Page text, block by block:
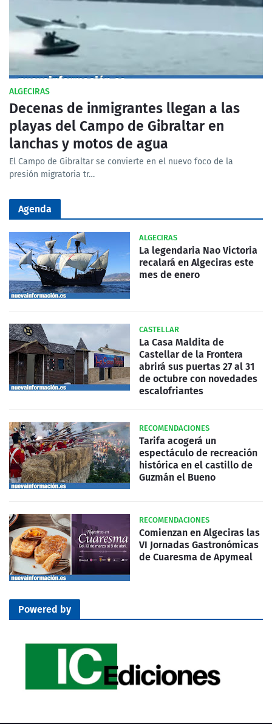
ALGECIRAS
Decenas de inmigrantes llegan a las
playas del Campo de Gibraltar en
lanchas y motos de agua
El Campo de Gibraltar se convierte en el nuevo foco de la
presión migratoria tr…
Agenda
ALGECIRAS
La legendaria Nao Victoria
recalará en Algeciras este
mes de enero
CASTELLAR
La Casa Maldita de
Castellar de la Frontera
abrirá sus puertas 27 al 31
de octubre con novedades
escalofriantes
RECOMENDACIONES
Tarifa acogerá un
espectáculo de recreación
histórica en el castillo de
Guzmán el Bueno
RECOMENDACIONES
Comienzan en Algeciras las
VI Jornadas Gastronómicas
de Cuaresma de Apymeal
Powered by